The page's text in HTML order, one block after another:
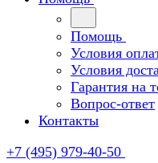
Помощь
Условия
Условия
Гарантия на
Вопрос-ответ
Контакты
+7 (495) 979-40-50